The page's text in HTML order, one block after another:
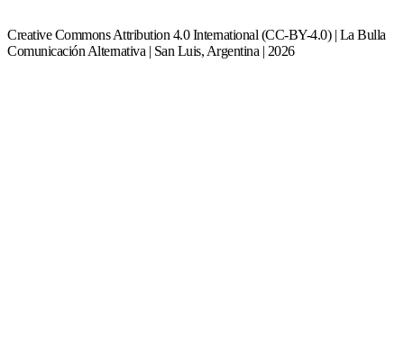
Creative Commons Attribution 4.0 International (CC-BY-4.0) | La Bulla
Comunicación Alternativa | San Luis, Argentina | 2026